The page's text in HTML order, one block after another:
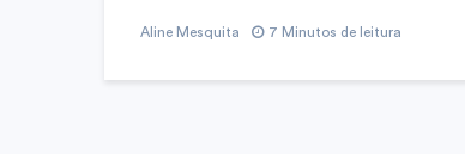
Aline Mesquita 7 Minutos de leitura